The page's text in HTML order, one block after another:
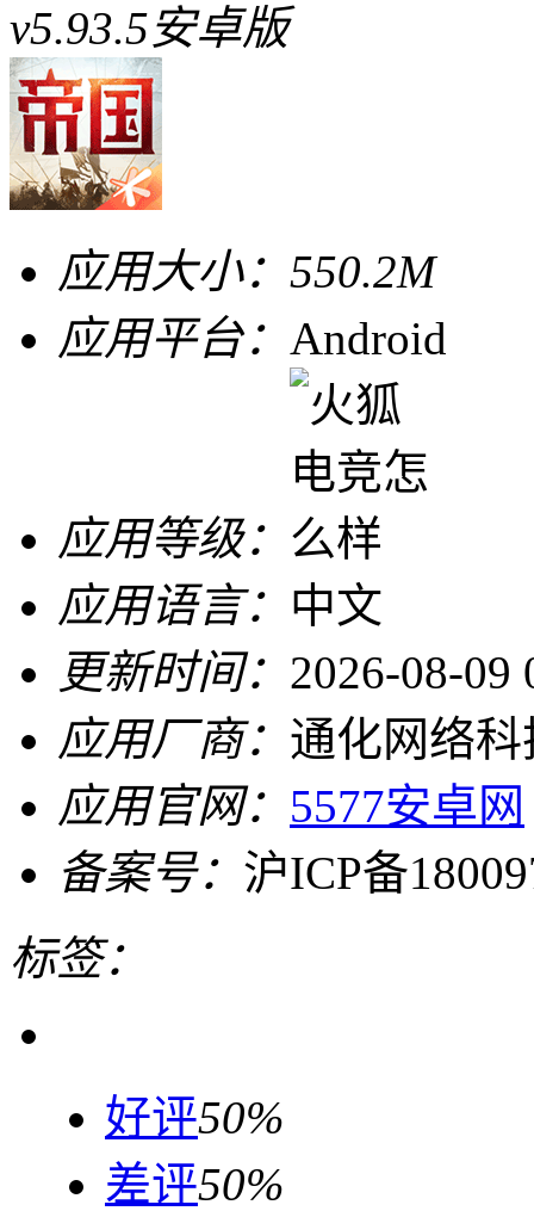
v5.93.5安卓版
应用大小： 550.2M
应用平台： Android
应用等级：
应用语言： 中文
更新时间： 2026-08-09
应用厂商： 通化网络
应用官网： 5577安卓网
备案号： 沪ICP备
标签：
好评50%
差评50%